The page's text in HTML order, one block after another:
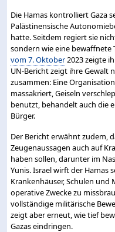
Die Hamas kontrolliert Gaza
Palästinensische
hatte. Seitdem regiert sie
sondern wie eine bewaffnete
vom 7. Oktober2023 zeigte
UN-Bericht zeigt ihre Gewalt
zusammen: Eine
massakriert, Geiseln
benutzt, behandelt auch die
Bürger.
Der Bericht erwähnt zudem,
Zeugenaussagen auch auf
haben sollen, darunter im
Yunis. Israel wirft der Hamas
Krankenhäuser, Schulen
operative Zwecke zu
vollständige militärische
zeigt aber erneut, wie tief
Gazas eindringen.